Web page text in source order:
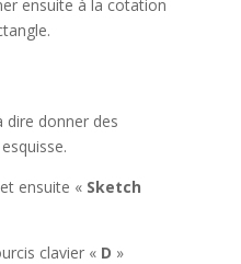
ensuite à la cotation
dire donner des
ensuite « Sketch
clavier « D »